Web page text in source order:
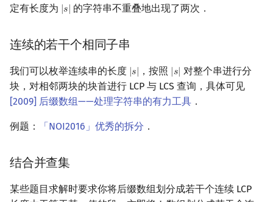
定有长度为 |𝑠|
|s 的字符串不重叠地出现了两次．
连续的若干个相同子串
我们可以枚举连续串的长度 |𝑠|
|s ，按照 |𝑠|
|s 对整个串进行分
块，对相邻两块的块首进行 LCP 与 LCS 查询，具体可见
[2009] 后缀数组——处理字符串的有力工具 ．
例题： 「NOI2016」优秀的拆分 ．
结合并查集
某些题目求解时要求你将后缀数组划分成若干个连续 LCP